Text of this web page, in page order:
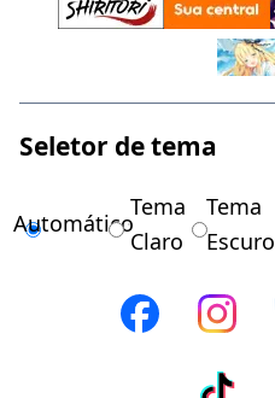
Seletor de tema
Automático
Tema
Claro
Tema
Escuro